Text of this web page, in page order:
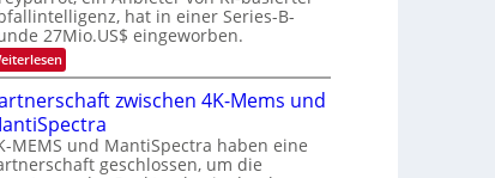
a
h
r
A
C
H
-
I
d
u
t
o
t
o
n
i
c
s
H
u
b
u
b
i
s
h
i
E
l
e
c
hat in einer Series-B-
27Mio.US$ eingeworben.
:
G
e
y
p
a
zwischen 4K-Mems und
MEMS und MantiSpectra haben eine
geschlossen, um die